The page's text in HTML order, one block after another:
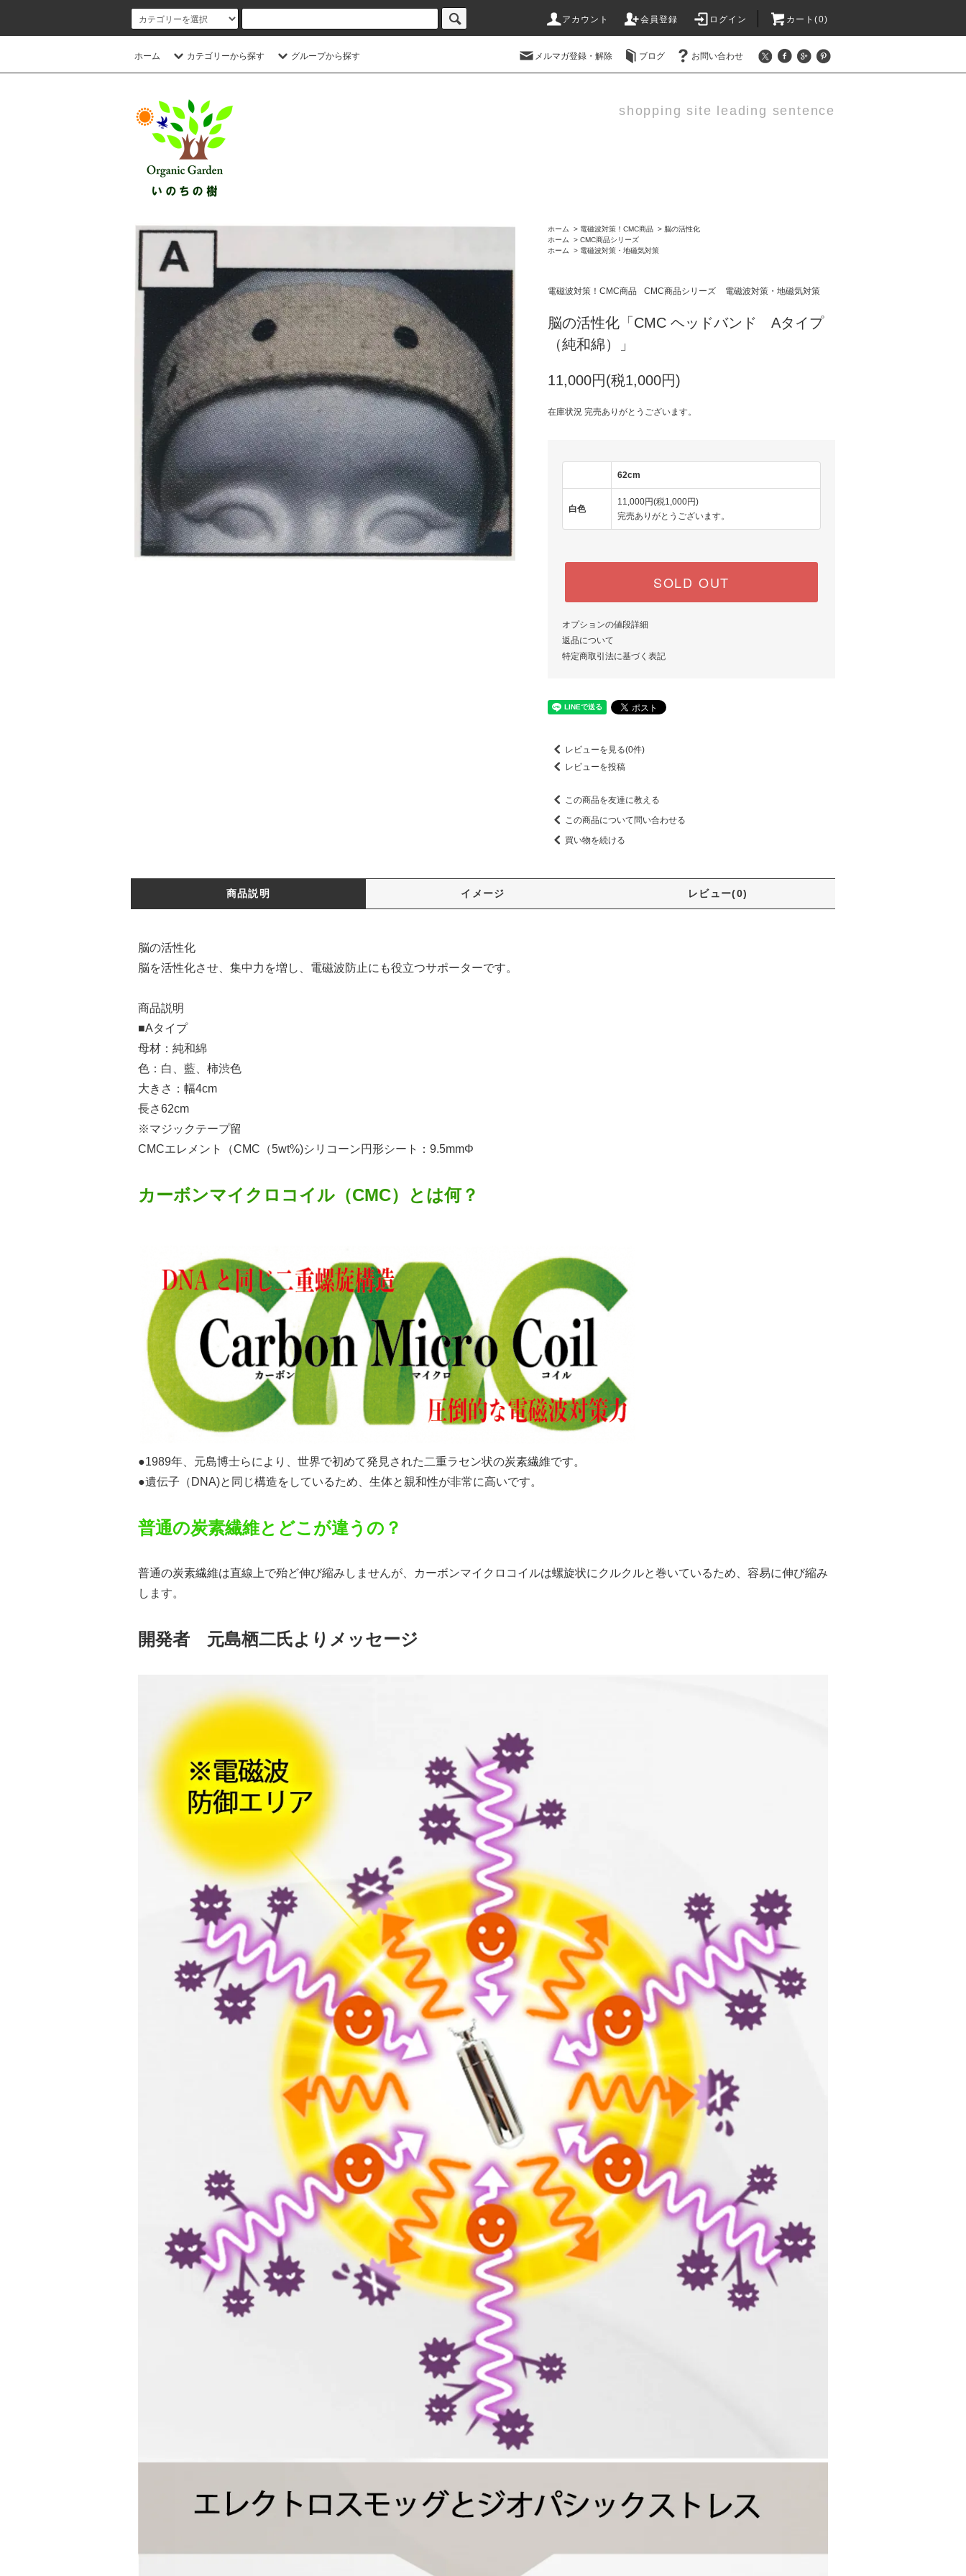
アカウント 会員登録 ログイン カート(0)
ホーム カテゴリーから探す グループから探す メルマガ登録・解除 ブログ お問い合わせ
shopping site leading sentence
ホーム > 電磁波対策！CMC商品 > 脳の活性化
ホーム
> CMC商品シリーズ
ホーム
> 電磁波対策・地磁気対策
電磁波対策！CMC商品 CMC商品シリーズ 電磁波対策・地磁気対策
脳の活性化「CMC ヘッドバンド Aタイプ
（純和綿）」
11,000円(税1,000円)
在庫状況 完売ありがとうございます。
62cm
白色
11,000円(税1,000円)
完売ありがとうございます。
SOLD OUT
オプションの値段詳細
返品について
特定商取引法に基づく表記
レビューを見る(0件)
レビューを投稿
この商品を友達に教える
この商品について問い合わせる
買い物を続ける
商品説明 イメージ レビュー(0)
脳の活性化
脳を活性化させ、集中力を増し、電磁波防止にも役立つサポーターです。
商品説明
■Aタイプ
母材：純和綿
色：白、藍、柿渋色
大きさ：幅4cm
長さ62cm
※マジックテープ留
CMCエレメント（CMC（5wt%)シリコーン円形シート：9.5mmΦ
カーボンマイクロコイル（CMC）とは何？
●1989年、元島博士らにより、世界で初めて発見された二重ラセン状の炭素繊維です。
●遺伝子（DNA)と同じ構造をしているため、生体と親和性が非常に高いです。
普通の炭素繊維とどこが違うの？
普通の炭素繊維は直線上で殆ど伸び縮みしませんが、カーボンマイクロコイルは螺旋状にクルクルと巻いているため、容易に伸び縮み
します。
開発者 元島栖二氏よりメッセージ